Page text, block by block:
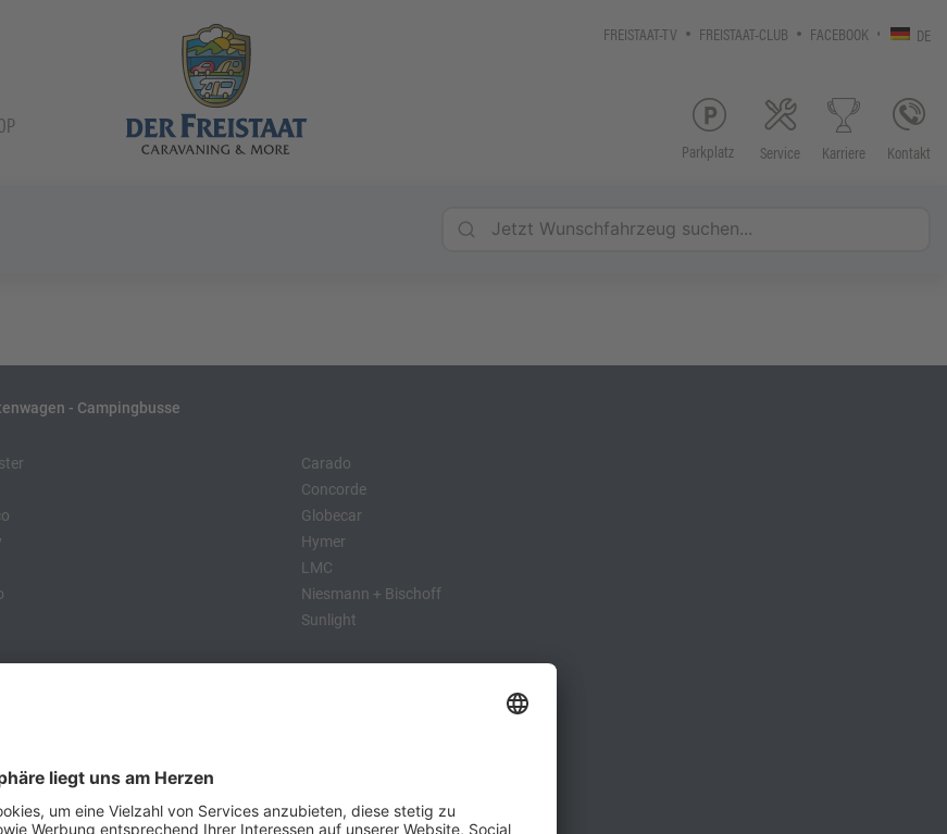
FREISTAAT-TV FREISTAAT-CLUB FACEBOOK DE
Parkplatz Service Karriere Kontakt
- Campingbusse
Carado
Concorde
Globecar
Hymer
LMC
Niesmann + Bischoff
Sunlight